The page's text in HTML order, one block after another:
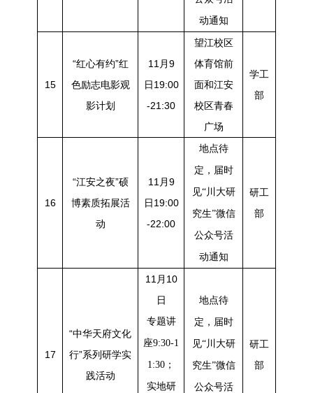
动通知
15
“红心有约”红
色励志电影观
影计划
11月9
日19:00
-21:30
望江校区
体育馆前
面和江安
校区青春
广场
学工
部
16
“江安之夜”硕
博素质拓展活
动
11月9
日19:00
-22:00
地点待
定，届时
见“川大研
究生”微信
公众号活
动通知
研工
部
17
“中华天府文化
行”系列研学实
践活动
11月10
日
专题讲
座9:30-1
1:30；
实地研
地点待
定，届时
见“川大研
究生”微信
公众号活
研工
部